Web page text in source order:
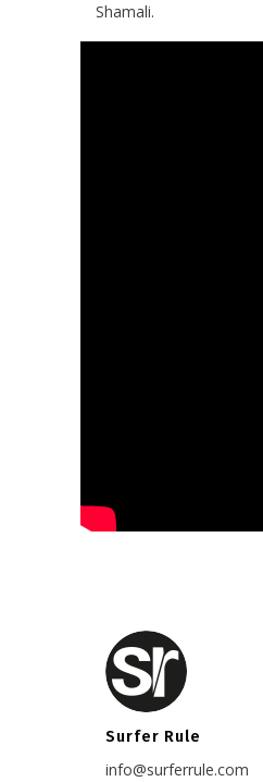
Shamali.
Surfer Rule
info@surferrule.com